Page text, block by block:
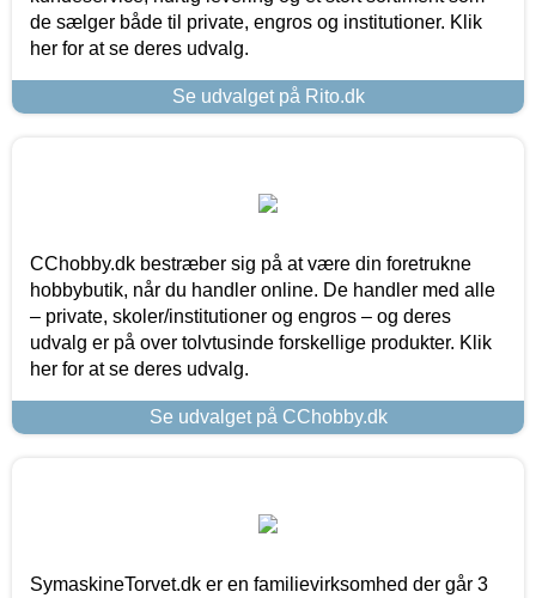
de sælger både til private, engros og institutioner. Klik
her for at se deres udvalg.
Se udvalget på Rito.dk
CChobby.dk bestræber sig på at være din foretrukne
hobbybutik, når du handler online. De handler med alle
– private, skoler/institutioner og engros – og deres
udvalg er på over tolvtusinde forskellige produkter. Klik
her for at se deres udvalg.
Se udvalget på CChobby.dk
SymaskineTorvet.dk er en familievirksomhed der går 3